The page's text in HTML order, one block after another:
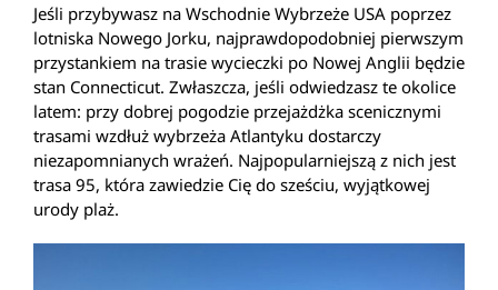
Jeśli przybywasz na Wschodnie Wybrzeże USA poprzez
lotniska Nowego Jorku, najprawdopodobniej pierwszym
przystankiem na trasie wycieczki po Nowej Anglii będzie
stan Connecticut. Zwłaszcza, jeśli odwiedzasz te okolice
latem: przy dobrej pogodzie przejażdżka scenicznymi
trasami wzdłuż wybrzeża Atlantyku dostarczy
niezapomnianych wrażeń. Najpopularniejszą z nich jest
trasa 95, która zawiedzie Cię do sześciu, wyjątkowej
urody plaż.